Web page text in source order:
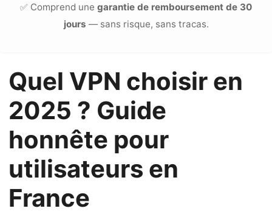
✅ Comprend une garantie de remboursement de 30
jours — sans risque, sans tracas.
Quel VPN choisir en
2025 ? Guide
honnête pour
utilisateurs en
France